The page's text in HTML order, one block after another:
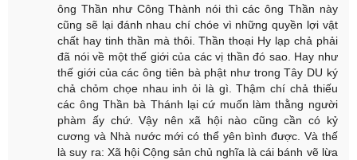
ông Thần như Công Thành nói thì các ông Thần này
cũng sẽ lại đánh nhau chí chóe vì những quyền lợi vật
chất hay tinh thần mà thôi. Thần thoại Hy lạp chả phải
đã nói về một thế giới của các vị thần đó sao. Hay như
thế giới của các ông tiên bà phật như trong Tây DU ký
chả chỏm chọe nhau inh ỏi là gì. Thậm chí chả thiếu
các ông Thần bà Thánh lại cứ muốn làm thằng người
phàm ấy chứ. Vậy nên xã hội nào cũng cần có kỷ
cương và Nhà nước mới có thể yên bình được. Và thế
là suy ra: Xã hội Cộng sản chủ nghĩa là cái bánh vẽ lừa